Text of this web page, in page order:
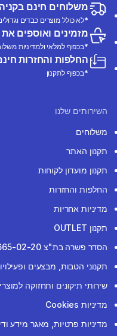
משלוחים חינם בקניה מעל
*לא כולל מוצרים כבדים
מזמינים ואוספים
*בכפוף למלאי ולמדיניות
החלפות והחזרות חינם עד 365 ימים
*בכפוף לתקנון
השירותים שלנו
משלוחים
תקנון האתר
תקנון מועדון לקוחות
החלפות והחזרות
מדיניות אחריות
תקנון OUTLET
הסדר פשרה בת"צ 18665-02-20
תקנוני הטבות, מבצעים
שירותי תיקונים ותחזוקה
מדיניות Cookies
מדיניות פרטיות, מאגר מידע